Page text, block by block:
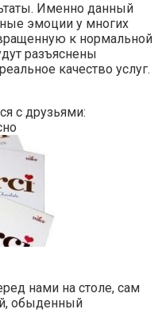
Именно данный
эмоции у многих
к нормальной
разъяснены
качество услуг.
с друзьями:
нами на столе, сам
обыденный